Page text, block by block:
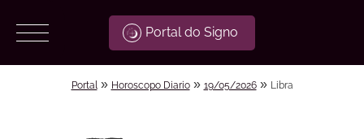
Portal do Signo
Portal » Horoscopo Diario» 19/05/2026» Libra